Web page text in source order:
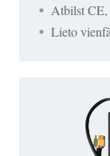
Atbilst
Lieto